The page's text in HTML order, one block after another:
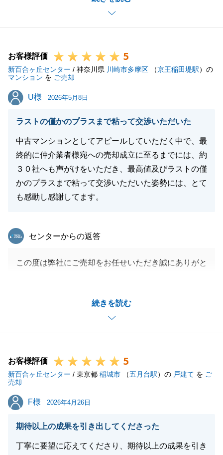
心より感謝申し上げます。
また機会がございましたら、その際も何卒よろしくお
お客様評価 5
新百合ヶ丘センター / 神奈川県 川崎市多摩区 （京王稲田堤駅）の
マンション を ご売却
U様
U様 2026年5月8日
ラストの僅かのプラスまで粘って交渉いただいた
中古マンションとしてアピールしていただく中で、最
終的に仲介業者様宛への売却成立に至るまでには、約
３０社へも声がけをいただき、最高値及びラストの僅
かのプラスまで粘って交渉いただいた姿勢には、とて
も感動し感謝してます。
続きを読む
東急リバブル
センターからの返答
この度は弊社にご売却をお任せいただき誠にありがと
だける形での成約になり、
今後ともよろしくお願いいたします。
閉じる
お客様評価 5
新百合ヶ丘センター / 東京都 稲城市 （五月台駅）の 戸建て を ご
売却
F様
F様 2026年4月26日
期待以上の成果を引き出してくださった
丁寧に要望に応えてくださり、期待以上の成果を引き